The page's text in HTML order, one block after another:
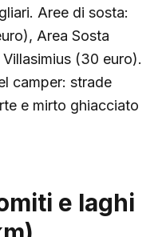
Aree di sosta:
Area Sosta
(30 euro).
camper: strade
e mirto ghiacciato
e laghi